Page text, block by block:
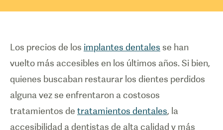
Los precios de los implantes dentales se han
vuelto más accesibles en los últimos años. Si bien,
quienes buscaban restaurar los dientes perdidos
alguna vez se enfrentaron a costosos
tratamientos de tratamientos dentales, la
accesibilidad a dentistas de alta calidad y más